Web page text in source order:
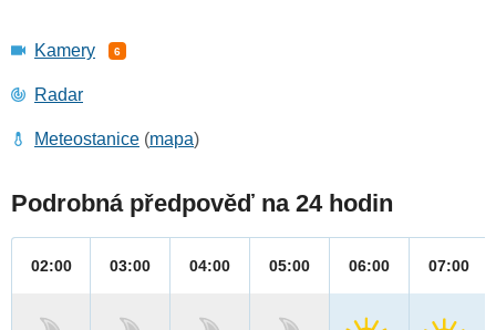
Kamery 6
Radar
Meteostanice (mapa)
Podrobná předpověď na 24 hodin
02:00 03:00 04:00 05:00 06:00 07:00